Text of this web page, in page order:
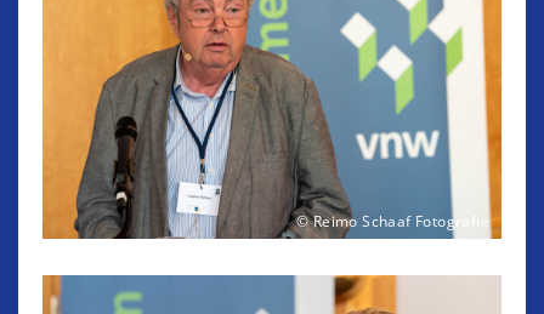
© Reimo Schaaf Fotografie